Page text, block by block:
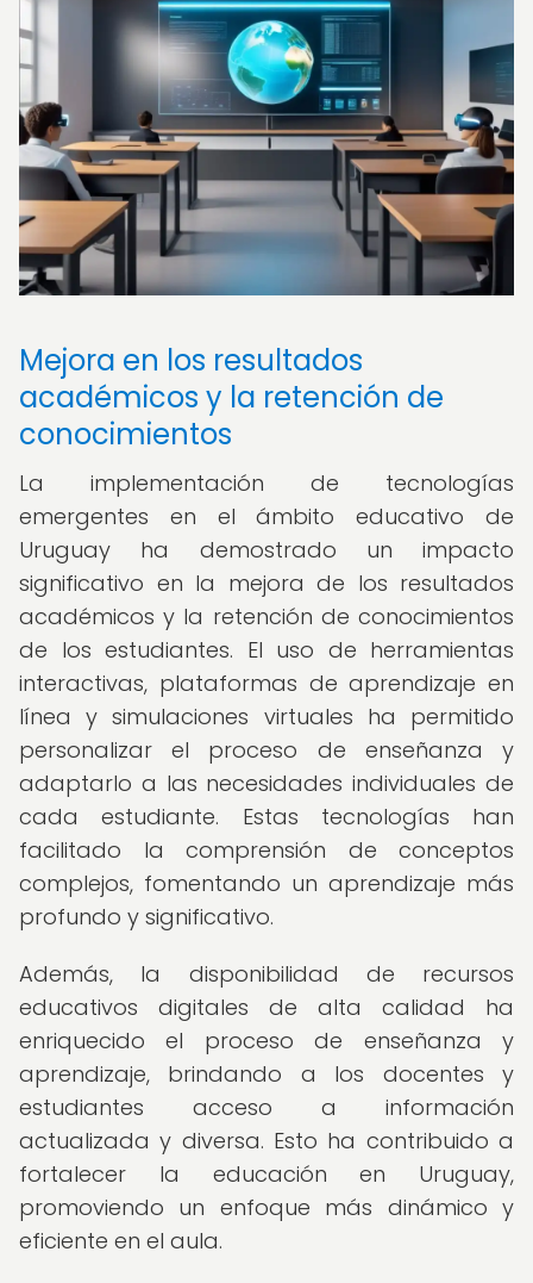
Mejora en los resultados
académicos y la retención de
conocimientos
La implementación de tecnologías
emergentes en el ámbito educativo de
Uruguay ha demostrado un impacto
significativo en la mejora de los resultados
académicos y la retención de conocimientos
de los estudiantes. El uso de herramientas
interactivas, plataformas de aprendizaje en
línea y simulaciones virtuales ha permitido
personalizar el proceso de enseñanza y
adaptarlo a las necesidades individuales de
cada estudiante. Estas tecnologías han
facilitado la comprensión de conceptos
complejos, fomentando un aprendizaje más
profundo y significativo.
Además, la disponibilidad de recursos
educativos digitales de alta calidad ha
enriquecido el proceso de enseñanza y
aprendizaje, brindando a los docentes y
estudiantes acceso a información
actualizada y diversa. Esto ha contribuido a
fortalecer la educación en Uruguay,
promoviendo un enfoque más dinámico y
eficiente en el aula.